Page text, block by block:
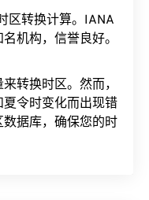
区转换计算。IANA
机构，信誉良好。
转换时区。然而，
令时变化而出现错
据库，确保您的时